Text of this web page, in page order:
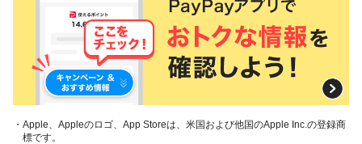
・Apple、Appleのロゴ、App Storeは、米国および他国のApple Inc.の登録商
標です。